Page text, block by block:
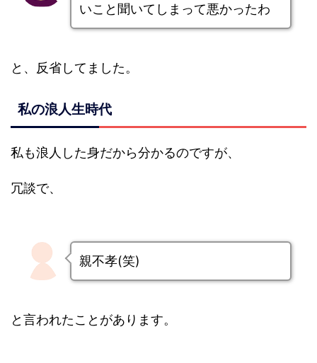
いこと聞いてしまって悪かったわ
と、反省してました。
私の浪人生時代
私も浪人した身だから分かるのですが、
冗談で、
親不孝(笑)
と言われたことがあります。